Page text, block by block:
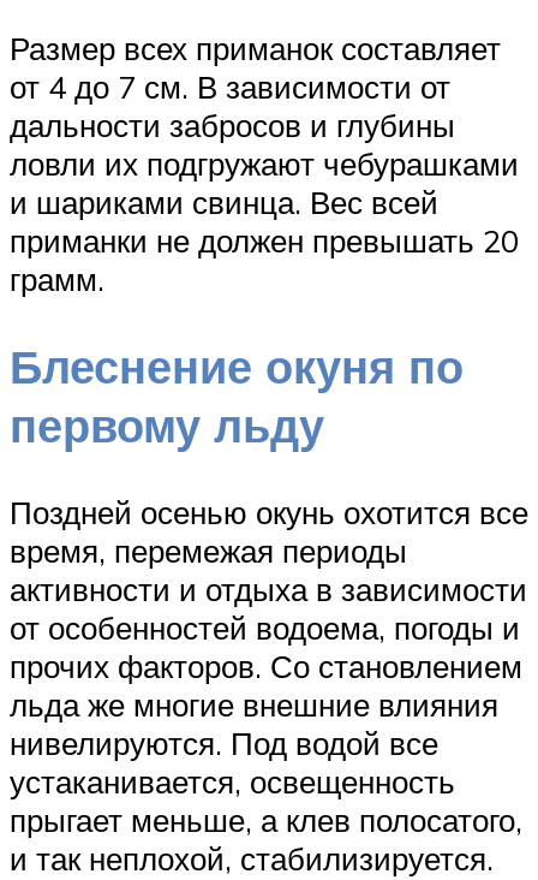
Размер всех приманок составляет
от 4 до 7 см. В зависимости от
дальности забросов и глубины
ловли их подгружают чебурашками
и шариками свинца. Вес всей
приманки не должен превышать 20
грамм.
Блеснение окуня по
первому льду
Поздней осенью окунь охотится все
время, перемежая периоды
активности и отдыха в зависимости
от особенностей водоема, погоды и
прочих факторов. Со становлением
льда же многие внешние влияния
нивелируются. Под водой все
устаканивается, освещенность
прыгает меньше, а клев полосатого,
и так неплохой, стабилизируется.